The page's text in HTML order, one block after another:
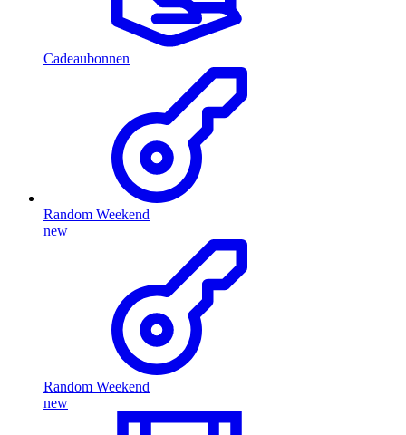
Cadeaubonnen
Random Weekend
new
Random Weekend
new